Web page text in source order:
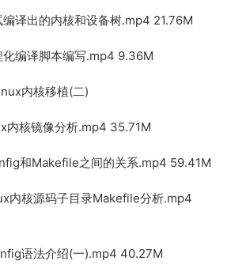
译出的内核和设备树.mp4 21.76M
编译脚本编写.mp4 9.36M
内核移植(二)
核镜像分析.mp4 35.71M
和Makefile之间的关系.mp4 59.41M
内核源码子目录Makefile分析.mp4
语法介绍(一).mp4 40.27M